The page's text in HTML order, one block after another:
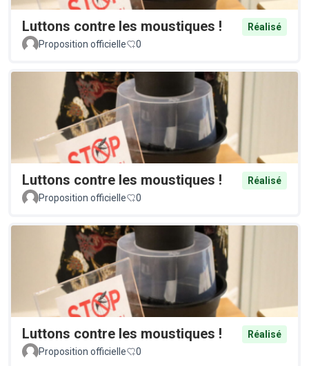
Luttons contre les moustiques !
Réalisé
Proposition officielle
0
Luttons contre les moustiques !
Réalisé
Proposition officielle
0
Luttons contre les moustiques !
Réalisé
Proposition officielle
0